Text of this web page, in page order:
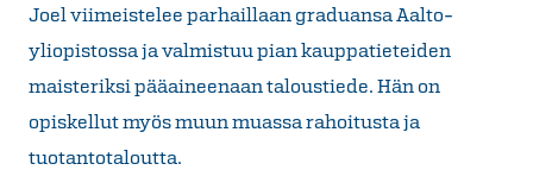
Joel viimeistelee parhaillaan graduansa Aalto-
yliopistossa ja valmistuu pian kauppatieteiden
maisteriksi pääaineenaan taloustiede. Hän on
opiskellut myös muun muassa rahoitusta ja
tuotantotaloutta.